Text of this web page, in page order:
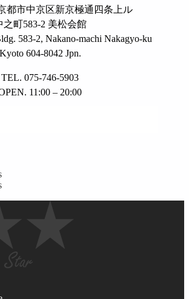
都市中京区新京極通四条上ル
之町583-2 美松会館
583-2, Nakano-machi Nakagyo-ku
Kyoto 604-8042 Jpn.
TEL. 075-746-5903
11:00 – 20:00